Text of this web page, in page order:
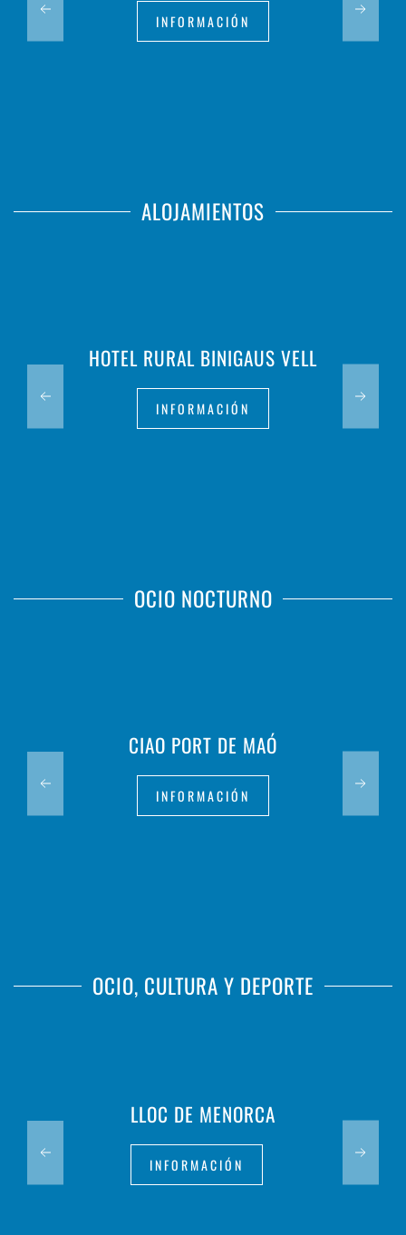
INFORMACIÓN
ALOJAMIENTOS
HOTEL RURAL BINIGAUS VELL
INFORMACIÓN
OCIO NOCTURNO
CIAO PORT DE MAÓ
INFORMACIÓN
OCIO, CULTURA Y DEPORTE
LLOC DE MENORCA
INFORMACIÓN